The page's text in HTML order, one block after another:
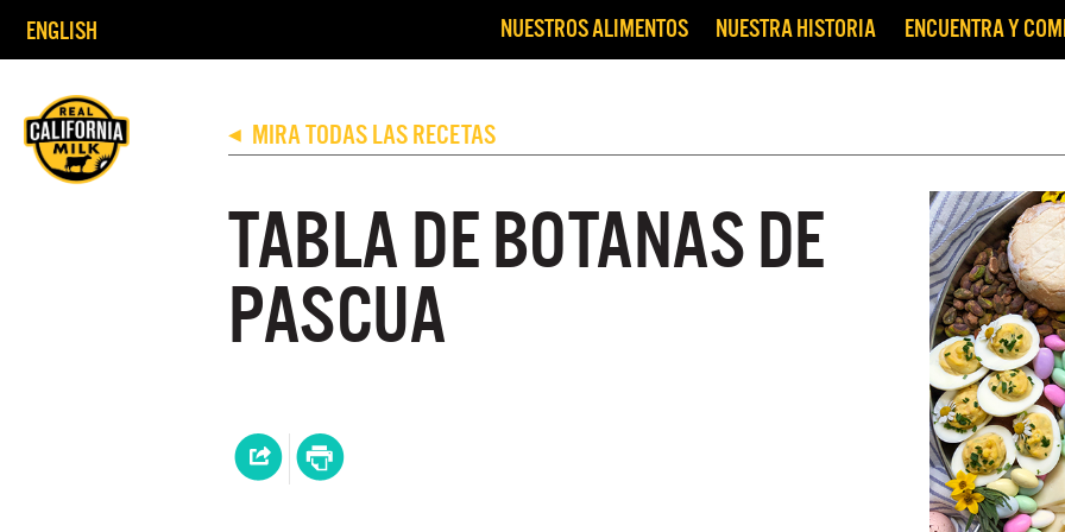
ENGLISH NUESTROS ALIMENTOS NUESTRA HISTORIA ENCUENTRA Y
◀ MIRA TODAS LAS RECETAS
TABLA DE BOTANAS DE
PASCUA